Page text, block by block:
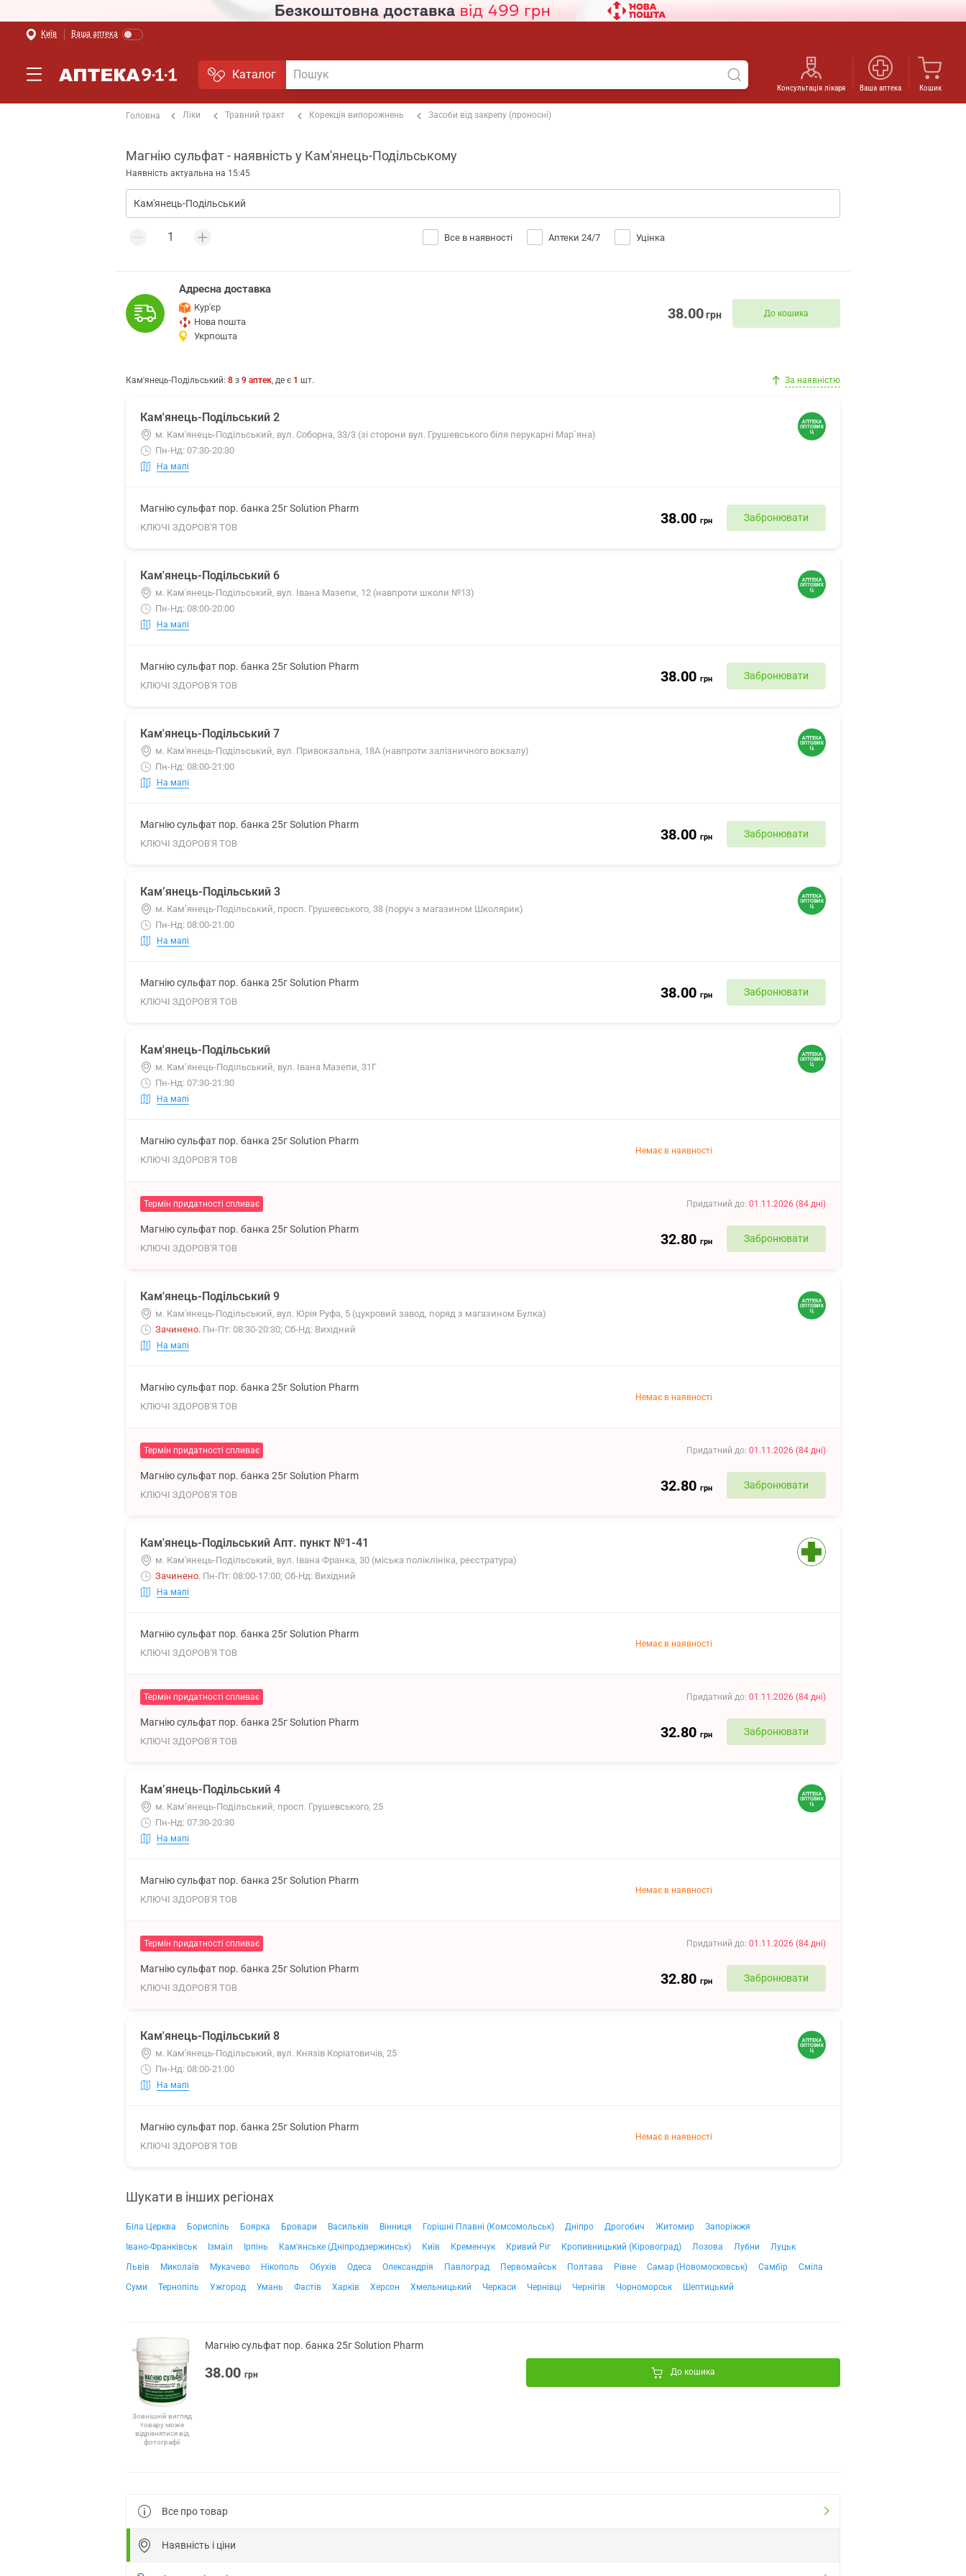
Київ Ваша аптека
Каталог
Консультація лікаря Ваша аптека Кошик
Головна Ліки Травний тракт Корекція випорожнень Засоби від закрепу (проносні)
Магнію сульфат - наявність у Кам'янець-Подільському
Наявність актуальна на 15:45
Все в наявності Аптеки 24/7 Уцінка
Адресна доставка
Кур'єр
Нова пошта
Укрпошта
38.00грн До кошика
Кам'янець-Подільський: 8 з 9 аптек, де є 1 шт. За наявністю
Кам'янець-Подільський 2
м. Кам'янець-Подільський, вул. Соборна, 33/3 (зі сторони вул. Грушевського біля перукарні Мар`яна)
Пн-Нд: 07:30-20:30
На мапі
Магнію сульфат пор. банка 25г Solution Pharm
КЛЮЧІ ЗДОРОВ'Я ТОВ
38.00 грн Забронювати
Кам'янець-Подільський 6
м. Кам'янець-Подільський, вул. Івана Мазепи, 12 (навпроти школи №13)
Пн-Нд: 08:00-20:00
На мапі
Магнію сульфат пор. банка 25г Solution Pharm
КЛЮЧІ ЗДОРОВ'Я ТОВ
38.00 грн Забронювати
Кам'янець-Подільський 7
м. Кам'янець-Подільський, вул. Привокзальна, 18А (навпроти залізничного вокзалу)
Пн-Нд: 08:00-21:00
На мапі
Магнію сульфат пор. банка 25г Solution Pharm
КЛЮЧІ ЗДОРОВ'Я ТОВ
38.00 грн Забронювати
Кам’янець-Подільський 3
м. Кам’янець-Подільський, просп. Грушевського, 38 (поруч з магазином Школярик)
Пн-Нд: 08:00-21:00
На мапі
Магнію сульфат пор. банка 25г Solution Pharm
КЛЮЧІ ЗДОРОВ'Я ТОВ
38.00 грн Забронювати
Кам'янець-Подільський
м. Кам’янець-Подільський, вул. Івана Мазепи, 31Г
Пн-Нд: 07:30-21:30
На мапі
Магнію сульфат пор. банка 25г Solution Pharm
КЛЮЧІ ЗДОРОВ'Я ТОВ
Немає в наявності
Термін придатності спливає Придатний до: 01.11.2026 (84 дні)
Магнію сульфат пор. банка 25г Solution Pharm
КЛЮЧІ ЗДОРОВ'Я ТОВ
32.80 грн Забронювати
Кам'янець-Подільський 9
м. Кам'янець-Подільський, вул. Юрія Руфа, 5 (цукровий завод, поряд з магазином Булка)
Зачинено. Пн-Пт: 08:30-20:30; Сб-Нд: Вихідний
На мапі
Магнію сульфат пор. банка 25г Solution Pharm
КЛЮЧІ ЗДОРОВ'Я ТОВ
Немає в наявності
Термін придатності спливає Придатний до: 01.11.2026 (84 дні)
Магнію сульфат пор. банка 25г Solution Pharm
КЛЮЧІ ЗДОРОВ'Я ТОВ
32.80 грн Забронювати
Кам'янець-Подільський Апт. пункт №1-41
м. Кам'янець-Подільський, вул. Івана Франка, 30 (міська поліклініка, реєстратура)
Зачинено. Пн-Пт: 08:00-17:00; Сб-Нд: Вихідний
На мапі
Магнію сульфат пор. банка 25г Solution Pharm
КЛЮЧІ ЗДОРОВ'Я ТОВ
Немає в наявності
Термін придатності спливає Придатний до: 01.11.2026 (84 дні)
Магнію сульфат пор. банка 25г Solution Pharm
КЛЮЧІ ЗДОРОВ'Я ТОВ
32.80 грн Забронювати
Кам’янець-Подільський 4
м. Кам’янець-Подільський, просп. Грушевського, 25
Пн-Нд: 07:30-20:30
На мапі
Магнію сульфат пор. банка 25г Solution Pharm
КЛЮЧІ ЗДОРОВ'Я ТОВ
Немає в наявності
Термін придатності спливає Придатний до: 01.11.2026 (84 дні)
Магнію сульфат пор. банка 25г Solution Pharm
КЛЮЧІ ЗДОРОВ'Я ТОВ
32.80 грн Забронювати
Кам'янець-Подільський 8
м. Кам'янець-Подільський, вул. Князів Коріатовичів, 25
Пн-Нд: 08:00-21:00
На мапі
Магнію сульфат пор. банка 25г Solution Pharm
КЛЮЧІ ЗДОРОВ'Я ТОВ
Немає в наявності
Шукати в інших регіонах
Біла Церква Бориспіль Боярка Бровари Васильків Вінниця Горішні Плавні (Комсомольськ) Дніпро Дрогобич Житомир
Запоріжжя
Івано-Франківськ
Ізмаїл Ірпінь Кам'янське (Дніпродзержинськ) Київ Кременчук Кривий Ріг Кропивницький (Кіровоград) Лозова Лубни
Луцьк
Львів
Миколаїв Мукачево Нікополь Обухів Одеса Олександрія Павлоград Первомайськ Полтава Рівне Самар (Новомосковськ) Самбір
Сміла
Суми
Тернопіль Ужгород Умань Фастів Харків Херсон Хмельницький Черкаси Чернівці Чернігів Чорноморськ Шептицький
Зовнішній вигляд
товару може
відрізнятися від
фотографії
Магнію сульфат пор. банка 25г Solution Pharm
38.00 грн До кошика
Все про товар
Наявність і ціни